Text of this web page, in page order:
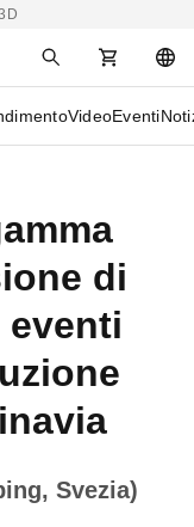
VideoEventi
di
Svezia)